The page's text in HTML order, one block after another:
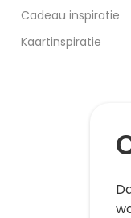
Cadeau inspiratie
Kaartinspiratie